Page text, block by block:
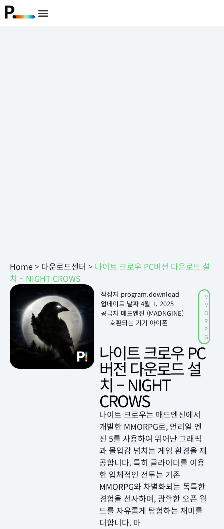
Home> 다운로드센터 > 나이트 크로우 PC버전 다운로드 설
치 – NIGHT CROWS
작성자 program.download
업데이트 날짜 4월 1, 2025
공급자 매드엔진 (MADNGINE)
호환되는 기기 아이폰
M
M
O
R
P
G
나이트 크로우 PC
버전 다운로드 설
치 – NIGHT
CROWS
나이트 크로우는 매드엔진에서
개발한 MMORPG로, 언리얼 엔
진 5를 사용하여 뛰어난 그래픽
과 몰입감 넘치는 게임 환경을 제
공합니다. 특히 글라이더를 이용
한 입체적인 전투는 기존
MMORPG와 차별화되는 독특한
경험을 선사하며, 광활한 오픈 월
드를 자유롭게 탐험하는 재미를
더합니다. 마